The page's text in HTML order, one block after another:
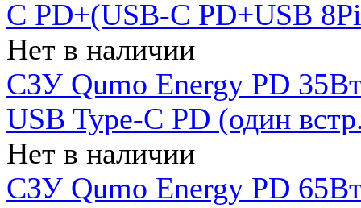
C PD+(USB-C PD+USB
Нет в наличии
СЗУ Qumo Energy PD
USB Type-C PD (один
Нет в наличии
СЗУ Qumo Energy PD